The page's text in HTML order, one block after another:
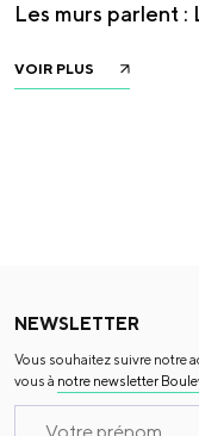
Les murs parlent :
VOIR PLUS
NEWSLETTER
Vous souhaitez suivre notre
vous à notre newsletter